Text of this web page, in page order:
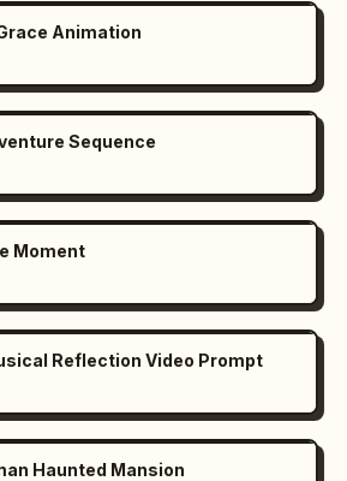
Animation
Sequence
Moment
Reflection Video Prompt
Haunted Mansion